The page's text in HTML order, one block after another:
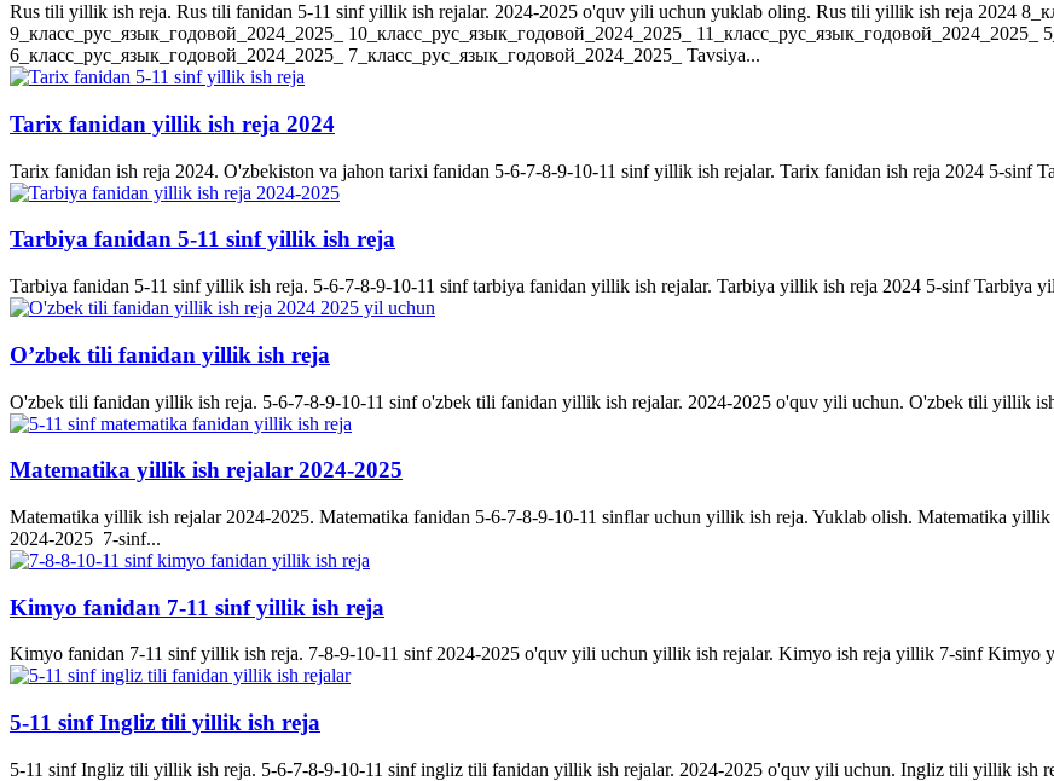
Rus tili yillik ish reja. Rus tili fanidan 5-11 sinf yillik ish rejalar. 2024-2025 o'quv yili uchun yuklab oling. Rus tili yillik ish reja 2024
9_класс_рус_язык_годовой_2024_2025_ 10_класс_рус_язык_годовой_2024_2025_ 11_класс_рус_язык_годовой_2024_2025_
6_класс_рус_язык_годовой_2024_2025_ 7_класс_рус_язык_годовой_2024_2025_ Tavsiya...
Tarix fanidan yillik ish reja 2024
Tarix fanidan ish reja 2024. O'zbekiston va jahon tarixi fanidan 5-6-7-8-9-10-11 sinf yillik ish rejalar. Tarix fanidan ish reja 2024 5-
Tarbiya fanidan 5-11 sinf yillik ish reja
Tarbiya fanidan 5-11 sinf yillik ish reja. 5-6-7-8-9-10-11 sinf tarbiya fanidan yillik ish rejalar. Tarbiya yillik ish reja 2024 5-sinf
O’zbek tili fanidan yillik ish reja
O'zbek tili fanidan yillik ish reja. 5-6-7-8-9-10-11 sinf o'zbek tili fanidan yillik ish rejalar. 2024-2025 o'quv yili uchun. O'zbek tili yillik
Matematika yillik ish rejalar 2024-2025
Matematika yillik ish rejalar 2024-2025. Matematika fanidan 5-6-7-8-9-10-11 sinflar uchun yillik ish reja. Yuklab olish. Matematika
2024-2025 7-sinf...
Kimyo fanidan 7-11 sinf yillik ish reja
Kimyo fanidan 7-11 sinf yillik ish reja. 7-8-9-10-11 sinf 2024-2025 o'quv yili uchun yillik ish rejalar. Kimyo ish reja yillik 7-sinf
5-11 sinf Ingliz tili yillik ish reja
5-11 sinf Ingliz tili yillik ish reja. 5-6-7-8-9-10-11 sinf ingliz tili fanidan yillik ish rejalar. 2024-2025 o'quv yili uchun. Ingliz tili yillik ish